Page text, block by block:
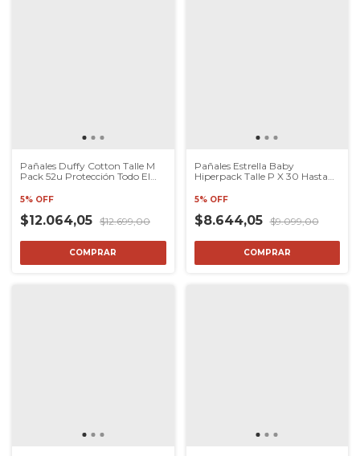
Pañales Duffy Cotton Talle M
Pack 52u Protección Todo El
5% OFF
$12.064,05 $12.699,00
COMPRAR
Pañales Estrella Baby
Hiperpack Talle P X 30 Hasta
5% OFF
$8.644,05 $9.099,00
COMPRAR